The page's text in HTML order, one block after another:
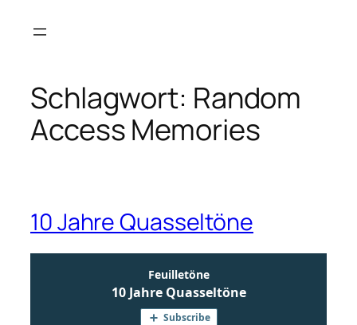
Inhalt
Schlagwort: Random
Access Memories
10 Jahre Quasseltöne